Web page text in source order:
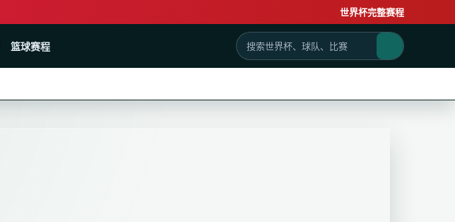
世界杯完整赛程
篮球赛程